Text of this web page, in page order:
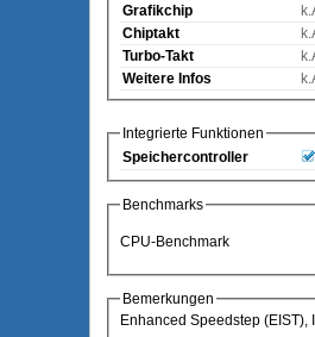
Grafikchip
Chiptakt
Turbo-Takt
Weitere Infos
Integrierte Funktionen
Speichercontroller
Benchmarks
CPU-Benchmark
Bemerkungen
Enhanced Speedstep (EIST),